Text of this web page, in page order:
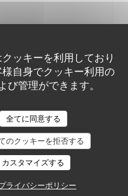
ッキーを利用しており
様自身でクッキー利用の
び管理ができます。
全てに同意する
のクッキーを拒否する
カスタマイズする
ライバシーポリシー
ュー: 4/5 品質-価格 :
everyone was very
menu and enjoyed our
に返信しました